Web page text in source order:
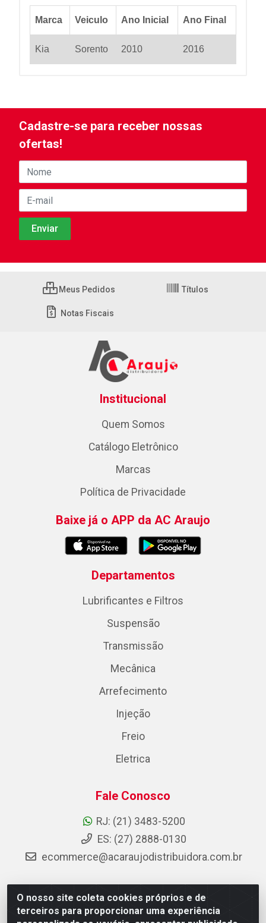
Marca Veiculo Ano Inicial Ano Final
Kia Sorento 2010 2016
O nosso site coleta cookies próprios e de
terceiros para proporcionar uma experiência
Cadastre-se para receber nossas
ofertas!
Meus Pedidos Títulos
Notas Fiscais
Institucional
Quem Somos
Catálogo Eletrônico
Marcas
Política de Privacidade
Baixe já o APP da AC Araujo
Departamentos
Lubrificantes e Filtros
Suspensão
Transmissão
Mecânica
Arrefecimento
Injeção
Freio
Eletrica
Fale Conosco
RJ: (21) 3483-5200
ES: (27) 2888-0130
ecommerce@acaraujodistribuidora.com.br
AC Araujo Distribuidora - Rua Carneiro de Campos, 42 -
São Cristóvão, Rio de Janeiro/RJ - CEP 20.920-410 -